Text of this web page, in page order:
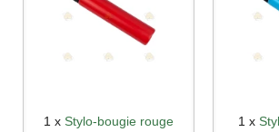
1 x Stylo-bougie rouge 1 x